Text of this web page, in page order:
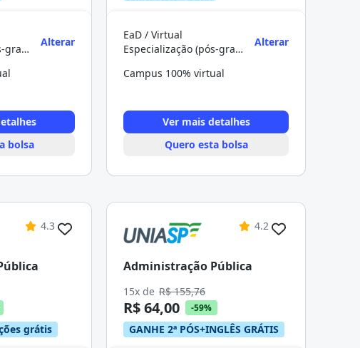
Especialização (pós-graduação)
Alterar
bolsa
EaD / Virtual
Especialização (pós-graduação)
Alterar
Campus 100% virtual
Ver mais detalhes
Quero esta bolsa
4.3
grátis
4.2
Administração Pública
15x de R$ 155,76
R$ 64,00 -59%
GANHE 2ª PÓS+INGLÊS GRÁTIS